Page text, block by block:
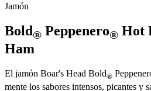
Jamón
Bold® Peppenero® Hot
Ham
El jamón Boar's Head Bold®
mente los sabores intensos, picantes y